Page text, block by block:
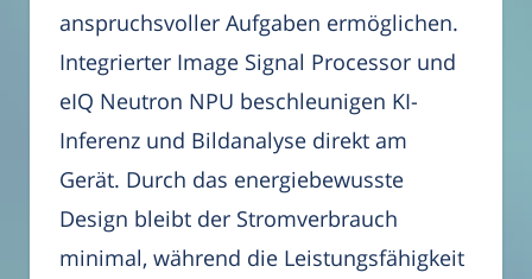
anspruchsvoller Aufgaben ermöglichen.
Integrierter Image Signal Processor und
eIQ Neutron NPU beschleunigen KI-
Inferenz und Bildanalyse direkt am
Gerät. Durch das energiebewusste
Design bleibt der Stromverbrauch
minimal, während die Leistungsfähigkeit